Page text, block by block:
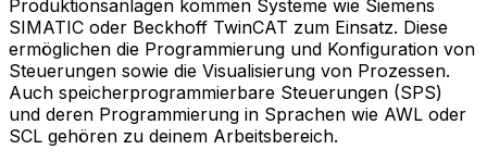
Produktionsanlagen kommen Systeme wie Siemens
SIMATIC oder Beckhoff TwinCAT zum Einsatz. Diese
ermöglichen die Programmierung und Konfiguration von
Steuerungen sowie die Visualisierung von Prozessen.
Auch speicherprogrammierbare Steuerungen (SPS)
und deren Programmierung in Sprachen wie AWL oder
SCL gehören zu deinem Arbeitsbereich.